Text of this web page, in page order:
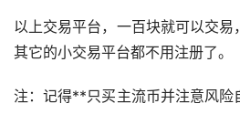
以上交易平台，一百块就可以交易
其它的小交易平台都不用注册了。
注：记得**只买主流币并注意风险